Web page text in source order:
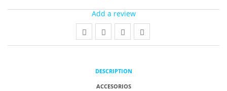
Add a review
DESCRIPTION
ACCESORIOS